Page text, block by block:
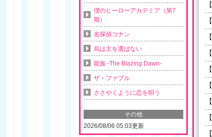
【
【
【
【
【
【
【
【
【
僕のヒーローアカデミア（第7
期）
名探偵コナン
烏は主を選ばない
龍族 -The Blazing Dawn-
ザ・ファブル
ささやくように恋を唄う
その他
2026/08/06 05:03更新